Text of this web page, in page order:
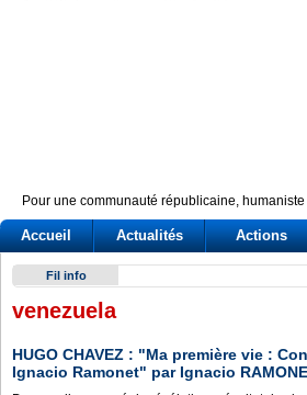
Pour une communauté républicaine,
Accueil Actualités Actions
Fil info Legado de Fidel Castro se
venezuela
HUGO CHAVEZ : "Ma première vie :
Ignacio Ramonet" par Ignacio